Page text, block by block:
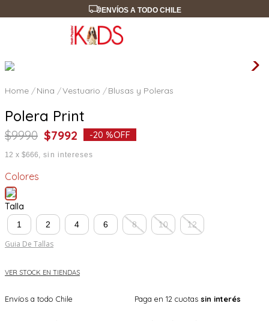
ENVÍOS A TODO CHILE
Nina Vestuario Blusas y Poleras
Polera Print
$9990 $7992 -20 %OFF
12 x $666 sin intereses
Colores
Talla
1 2 4 6 8 10 12
Guia De Tallas
VER STOCK EN TIENDAS
Envíos a todo Chile Paga en 12 cuotas sin interés